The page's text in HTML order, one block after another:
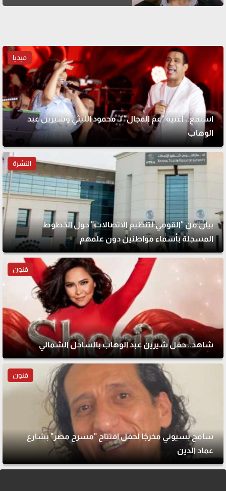
ميديا
استمع.. أغنية "عم المجال" لـ محمود الليثي وشيرين عبد
الوهاب
النشرة
بيان من "القومي لتنظيم الاتصالات" حول الخطوط
المسجلة بأسماء مواطنين دون علمهم
فنون
شاهد.. حفل شيرين عبد الوهاب بالساحل الشمالي
فنون
سامح بسيوني مخرجًا لحفل افتتاح "مسرح مصر" بشارع
عماد الدين